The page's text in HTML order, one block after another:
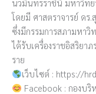
นวมินทรราชินี มหาวิทย
โดยมี ศาสตราจารย์ ดร
ซึ่งมีกรรมการสภามหา
ได้รับเครื่องราชอิสริยา
ราย
เว็บไซต์ : https://
Facebook : กองบ